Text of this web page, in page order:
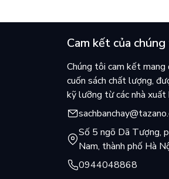
Cam kết của
Chúng tôi cam kết mang
cuốn sách chất lượng,
kỹ lưỡng từ các nhà xuất
Số 5 ngõ Dã Tượng,
Nam, thành phố Hà
0944048868